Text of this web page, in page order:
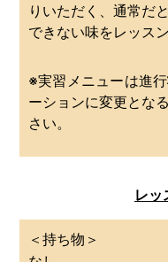
りいただく、通常だ
できない味をレッス
※実習メニューは進
ーションに変更とな
さい。
レッ
＜持ち物＞